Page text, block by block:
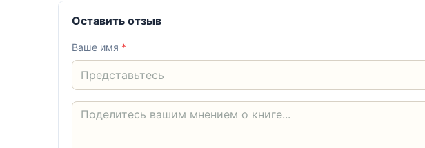
Оставить отзыв
Ваше имя *